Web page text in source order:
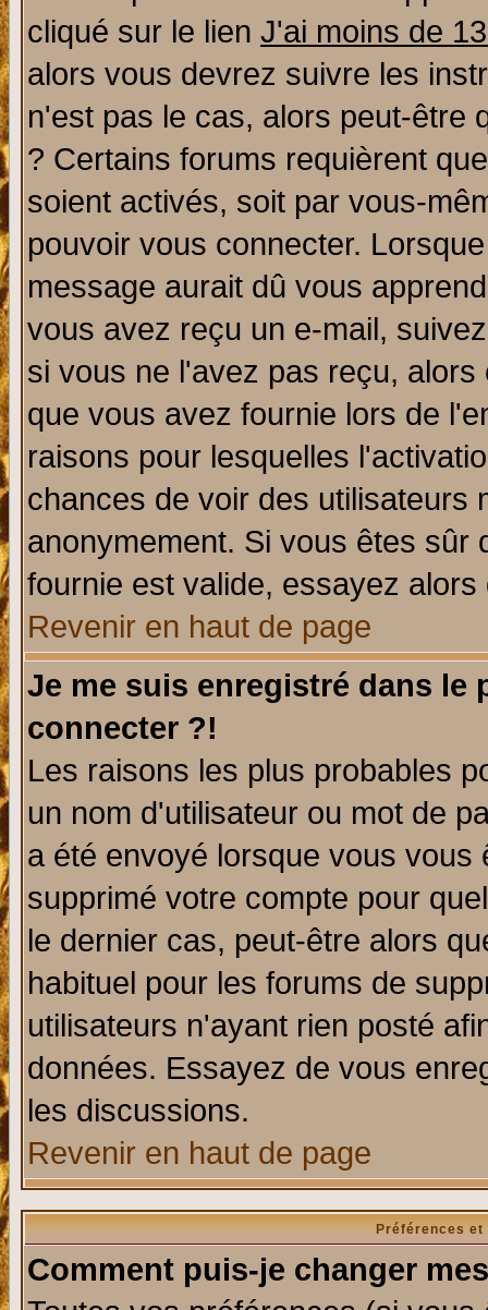
cliqué sur le lien J'ai moins de
alors vous devrez suivre les
n'est pas le cas, alors peut-être
? Certains forums requièrent
soient activés, soit par vous-
pouvoir vous connecter.
message aurait dû vous
vous avez reçu un e-mail,
si vous ne l'avez pas reçu,
que vous avez fournie lors de
raisons pour lesquelles
chances de voir des utilisateurs
anonymement. Si vous êtes sûr
fournie est valide, essayez
Revenir en haut de page
Je me suis enregistré dans le
connecter ?!
Les raisons les plus probables
un nom d'utilisateur ou mot de
a été envoyé lorsque vous
supprimé votre compte pour
le dernier cas, peut-être alors
habituel pour les forums de
utilisateurs n'ayant rien posté
données. Essayez de vous
les discussions.
Revenir en haut de page
Préférences
Comment puis-je changer